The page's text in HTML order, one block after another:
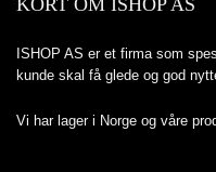
ISHOP AS er et firma som
kunde skal få glede og god
Vi har lager i Norge og våre